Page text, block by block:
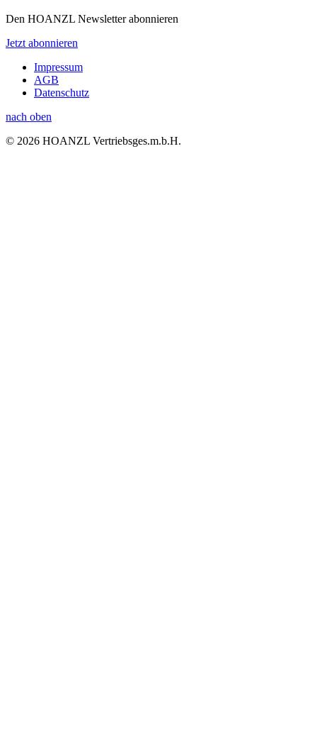
Den HOANZL Newsletter abonnieren
Jetzt abonnieren
Impressum
AGB
Datenschutz
nach oben
© 2026 HOANZL Vertriebsges.m.b.H.